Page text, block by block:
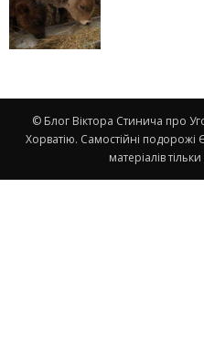
© Блог Віктора Стинича про
Хорватію. Самостійні
матеріалів